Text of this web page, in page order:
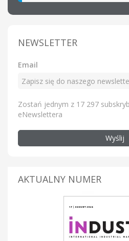
NEWSLETTER
Email
Zostań jednym z 17 297
eNewslettera
Wyślij
AKTUALNY NUMER